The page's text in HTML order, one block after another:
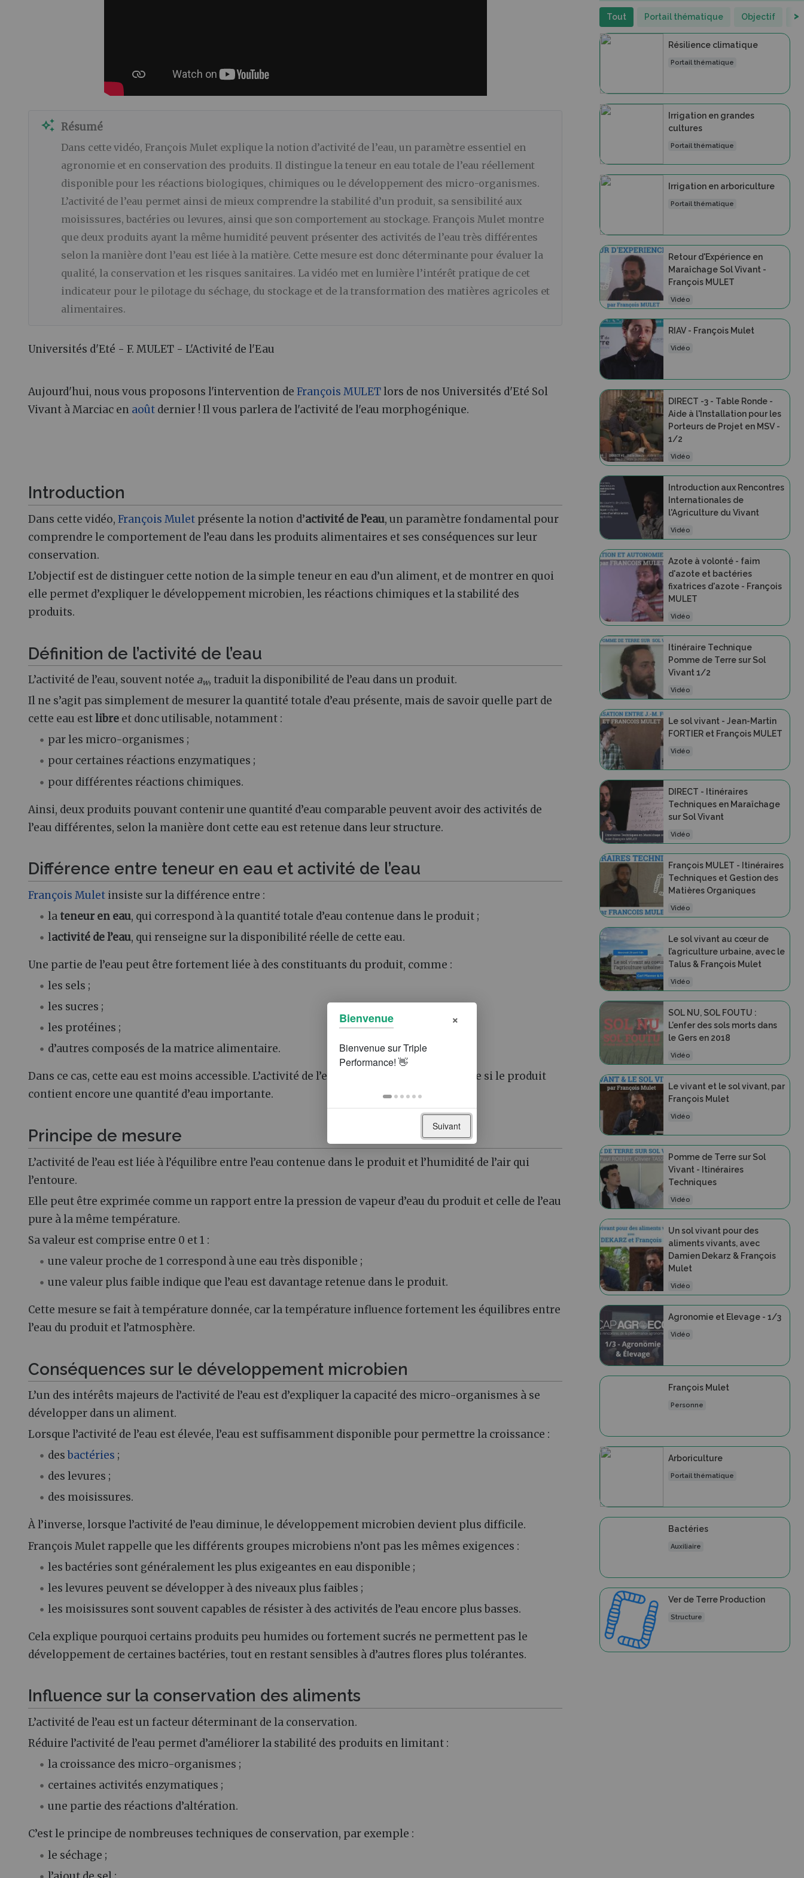
auto_awesome Résumé
Dans cette vidéo, François Mulet explique la notion d’activité de l’eau, un paramètre essentiel en
agronomie et en conservation des produits. Il distingue la teneur en eau totale de l’eau réellement
disponible pour les réactions biologiques, chimiques ou le développement des micro-organismes.
L’activité de l’eau permet ainsi de mieux comprendre la stabilité d’un produit, sa sensibilité aux
moisissures, bactéries ou levures, ainsi que son comportement au stockage. François Mulet montre
que deux produits ayant la même humidité peuvent présenter des activités de l’eau très différentes
selon la manière dont l’eau est liée à la matière. Cette mesure est donc déterminante pour évaluer la
qualité, la conservation et les risques sanitaires. La vidéo met en lumière l’intérêt pratique de cet
indicateur pour le pilotage du séchage, du stockage et de la transformation des matières agricoles et
alimentaires.
Universités d'Eté - F. MULET - L'Activité de l'Eau
Aujourd'hui, nous vous proposons l'intervention de François MULETlors de nos Universités d'Eté Sol
Vivant à Marciac en août dernier ! Il vous parlera de l'activité de l'eau morphogénique.
Introduction
Dans cette vidéo, François Mulet présente la notion d’activité de l’eau, un paramètre fondamental pour
comprendre le comportement de l’eau dans les produits alimentaires et ses conséquences sur leur
conservation.
L’objectif est de distinguer cette notion de la simple teneur en eau d’un aliment, et de montrer en quoi
elle permet d’expliquer le développement microbien, les réactions chimiques et la stabilité des
produits.
Définition de l’activité de l’eau
L’activité de l’eau, souvent notée aw, traduit la disponibilité de l’eau dans un produit.
Il ne s’agit pas simplement de mesurer la quantité totale d’eau présente, mais de savoir quelle part de
cette eau estlibre et donc utilisable, notamment :
par les micro-organismes ;
pour certaines réactions enzymatiques ;
pour différentes réactions chimiques.
Ainsi, deux produits pouvant contenir une quantité d’eau comparable peuvent avoir des activités de
l’eau différentes, selon la manière dont cette eau est retenue dans leur structure.
Différence entre teneur en eau et activité de l’eau
François Mulet insiste sur la différence entre :
la teneur en eau, qui correspond à la quantité totale d’eau contenue dans le produit ;
lactivité de l’eau, qui renseigne sur la disponibilité réelle de cette eau.
Une partie de l’eau peut être fortement liée à des constituants du produit, comme :
les sels ;
les sucres ;
les protéines ;
d’autres composés de la matrice alimentaire.
Dans ce cas, cette eau est moins accessible. L’activité de l’eau est alors plus faible, même si le produit
contient encore une quantité d’eau importante.
Principe de mesure
L’activité de l’eau est liée à l’équilibre entre l’eau contenue dans le produit et l’humidité de l’air qui
l’entoure.
Elle peut être exprimée comme un rapport entre la pression de vapeur d’eau du produit et celle de l’eau
pure à la même température.
Sa valeur est comprise entre 0 et 1 :
une valeur proche de 1 correspond à une eau très disponible ;
une valeur plus faible indique que l’eau est davantage retenue dans le produit.
Cette mesure se fait à température donnée, car la température influence fortement les équilibres entre
l’eau du produit et l’atmosphère.
Conséquences sur le développement microbien
L’un des intérêts majeurs de l’activité de l’eau est d’expliquer la capacité des micro-organismes à se
développer dans un aliment.
Lorsque l’activité de l’eau est élevée, l’eau est suffisamment disponible pour permettre la croissance :
desbactéries ;
des levures ;
des moisissures.
À l’inverse, lorsque l’activité de l’eau diminue, le développement microbien devient plus difficile.
François Mulet rappelle que les différents groupes microbiens n’ont pas les mêmes exigences :
les bactéries sont généralement les plus exigeantes en eau disponible ;
les levures peuvent se développer à des niveaux plus faibles ;
les moisissures sont souvent capables de résister à des activités de l’eau encore plus basses.
Cela explique pourquoi certains produits peu humides ou fortement sucrés ne permettent pas le
développement de certaines bactéries, tout en restant sensibles à d’autres flores plus tolérantes.
Influence sur la conservation des aliments
L’activité de l’eau est un facteur déterminant de la conservation.
Réduire l’activité de l’eau permet d’améliorer la stabilité des produits en limitant :
la croissance des micro-organismes ;
certaines activités enzymatiques ;
une partie des réactions d’altération.
C’est le principe de nombreuses techniques de conservation, par exemple :
le séchage ;
Tout Portail thématique Objectif >
Résilience climatique
Portail thématique
Irrigation en grandes
cultures
Portail thématique
Irrigation en arboriculture
Portail thématique
Retour d'Expérience en
Maraîchage Sol Vivant -
François MULET
Vidéo
RIAV - François Mulet
Vidéo
DIRECT -3 - Table Ronde -
Aide à l'Installation pour les
Porteurs de Projet en MSV -
1/2
Vidéo
Introduction aux Rencontres
Internationales de
l'Agriculture du Vivant
Vidéo
Azote à volonté - faim
d'azote et bactéries
fixatrices d'azote - François
MULET
Vidéo
Itinéraire Technique
Pomme de Terre sur Sol
Vivant 1/2
Vidéo
Le sol vivant - Jean-Martin
FORTIER et François MULET
Vidéo
DIRECT - Itinéraires
Techniques en Maraîchage
sur Sol Vivant
Vidéo
François MULET - Itinéraires
Techniques et Gestion des
Matières Organiques
Vidéo
Le sol vivant au cœur de
l’agriculture urbaine, avec le
Talus & François Mulet
Vidéo
SOL NU, SOL FOUTU :
L'enfer des sols morts dans
le Gers en 2018
Vidéo
Le vivant et le sol vivant, par
François Mulet
Vidéo
Pomme de Terre sur Sol
Vivant - Itinéraires
Techniques
Vidéo
Un sol vivant pour des
aliments vivants, avec
Damien Dekarz & François
Mulet
Vidéo
Agronomie et Elevage - 1/3
Vidéo
François Mulet
Personne
Arboriculture
Portail thématique
Bactéries
Auxiliaire
Ver de Terre Production
Structure
Bienvenue ×
Suivant